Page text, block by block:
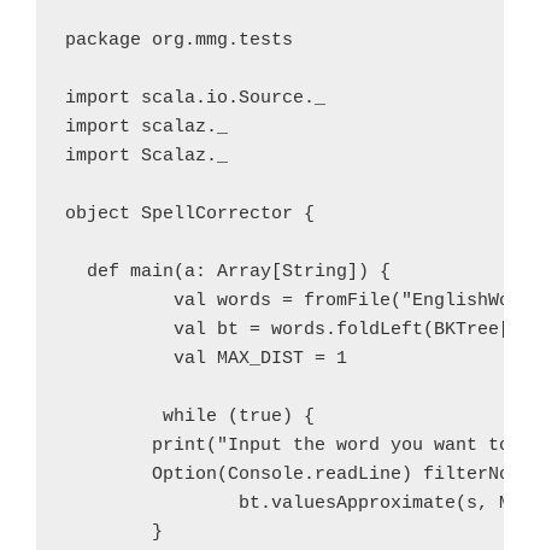
package org.mmg.tests
import scala.io.Source._
import scalaz._
import Scalaz._
object SpellCorrector {
  def main(a: Array[String]) {